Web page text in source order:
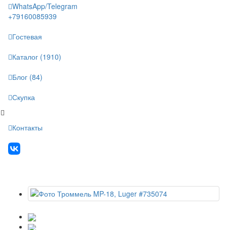
WhatsApp/Telegram
+79160085939
Гостевая
Каталог (1910)
Блог (84)
Скупка
Контакты